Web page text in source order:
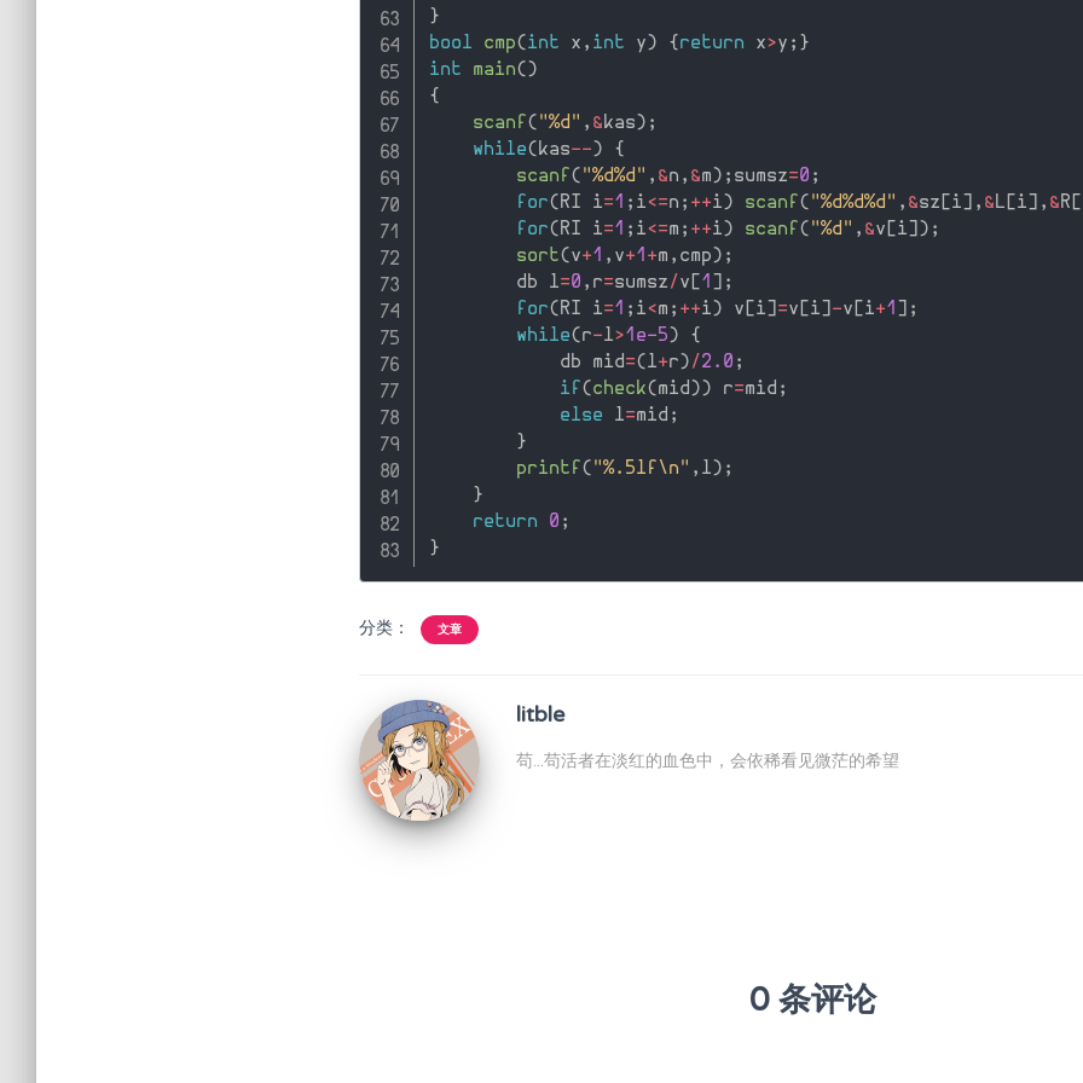
}
bool
cmp( int x , int y ) { return x>y ; }
int
main( )
{
scanf ( "%d" , & kas ) ;
while( kas-- )
{
scanf ( "%d%d" , &n , &m ) ; sumsz=0 ;
for( RI i=1 ; i<=n ; ++i ) scanf ( "%d%d%d" , &sz i , & L i , & R
for( RI i=1 ; i<=m ; ++i ) scanf ( "%d" , &v i ) ;
sort( v+1 , v+1 +m , cmp ) ;
        db l
=0 , r=sumsz / v 1
;
for( RI i=1 ; i<m ; ++i ) v i =v i -v i+1
;
while( r-l>1e-5 )
{
            db mid
=( l+r ) / 2.0 ;
if ( check( mid ) ) r=mid ;
else l=mid ;
}
printf ( "%.5lf\n" , l ) ;
}
return
0 ;
}
分类： 文章
litble
苟...苟活者在淡红的血色中，会依稀看见微茫的希望
0 条评论